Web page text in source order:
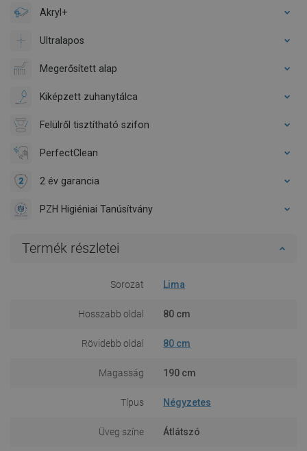
Akryl+
Ultralapos
Megerősített alap
Kiképzett zuhanytálca
Felülről tisztítható szifon
PerfectClean
2 év garancia
PZH Higiéniai Tanúsítvány
Termék részletei
Sorozat Lima
Hosszabb oldal 80 cm
Rövidebb oldal 80 cm
Magasság 190 cm
Típus Négyzetes
Üveg színe Átlátszó